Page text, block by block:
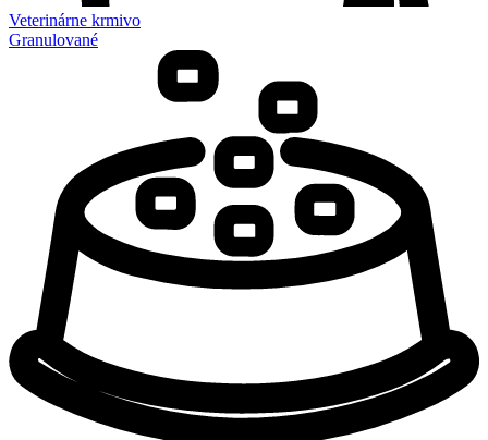
Veterinárne krmivo
Granulované